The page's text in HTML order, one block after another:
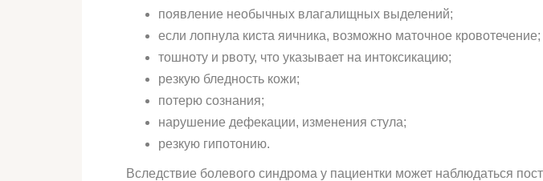
появление необычных влагалищных выделений;
если лопнула киста яичника, возможно маточное кровотечение;
тошноту и рвоту, что указывает на интоксикацию;
резкую бледность кожи;
потерю сознания;
нарушение дефекации, изменения стула;
резкую гипотонию.
Вследствие болевого синдрома у пациентки может наблюдаться